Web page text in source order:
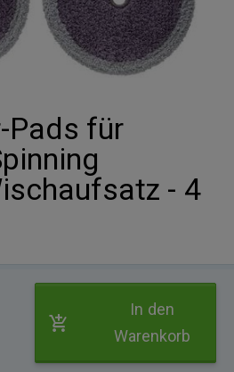
Pads für
- 4
In den
Warenkorb